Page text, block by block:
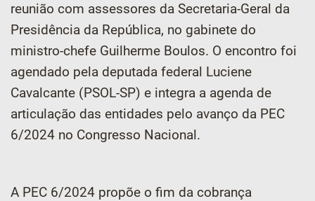
reunião com assessores da Secretaria-Geral da
Presidência da República, no gabinete do
ministro-chefe Guilherme Boulos. O encontro foi
agendado pela deputada federal Luciene
Cavalcante (PSOL-SP) e integra a agenda de
articulação das entidades pelo avanço da PEC
6/2024 no Congresso Nacional.
A PEC 6/2024 propõe o fim da cobrança